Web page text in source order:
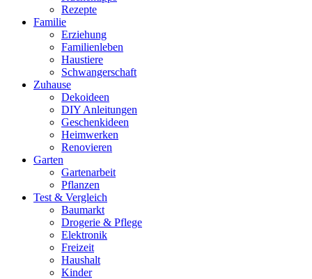
Rezepte
Familie
Erziehung
Familienleben
Haustiere
Schwangerschaft
Zuhause
Dekoideen
DIY Anleitungen
Geschenkideen
Heimwerken
Renovieren
Garten
Gartenarbeit
Pflanzen
Test & Vergleich
Baumarkt
Drogerie & Pflege
Elektronik
Freizeit
Haushalt
Kinder